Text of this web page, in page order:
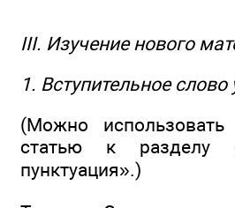
III. Изучение нового
1. Вступительное слово
(Можно использовать
статью к разделу
пунктуация».)